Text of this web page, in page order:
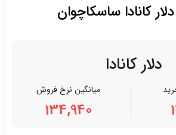
کانادا ساسکاچوان
دلار کانادا
میانگین نرخ فروش
134,940